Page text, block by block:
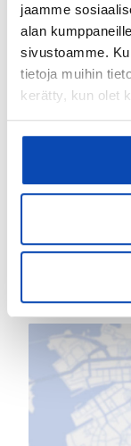
jaamme
alan
sivustoamme.
tietoja muihin
kerätty, kun olet
Kyllä
Onko
E2018